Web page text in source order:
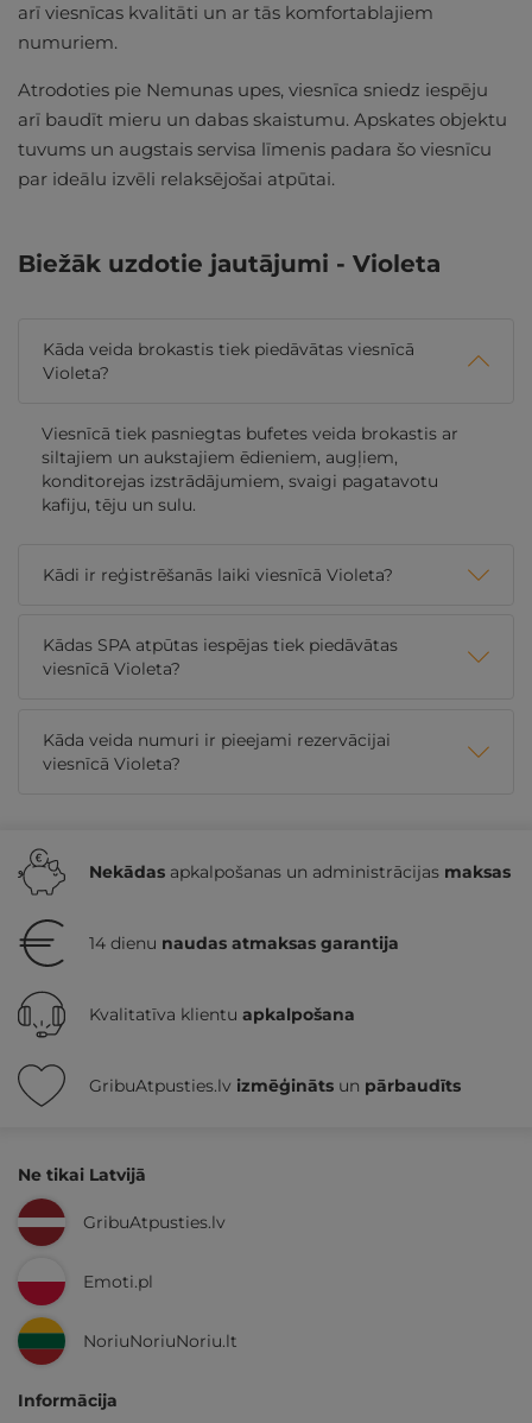
arī viesnīcas kvalitāti un ar tās komfortablajiem
numuriem.
Atrodoties pie Nemunas upes, viesnīca sniedz iespēju
arī baudīt mieru un dabas skaistumu. Apskates objektu
tuvums un augstais servisa līmenis padara šo viesnīcu
par ideālu izvēli relaksējošai atpūtai.
Biežāk uzdotie jautājumi - Violeta
Kāda veida brokastis tiek piedāvātas viesnīcā
Violeta?
Viesnīcā tiek pasniegtas bufetes veida brokastis ar
siltajiem un aukstajiem ēdieniem, augļiem,
konditorejas izstrādājumiem, svaigi pagatavotu
kafiju, tēju un sulu.
Kādi ir reģistrēšanās laiki viesnīcā Violeta?
Kādas SPA atpūtas iespējas tiek piedāvātas
viesnīcā Violeta?
Kāda veida numuri ir pieejami rezervācijai
viesnīcā Violeta?
Nekādas apkalpošanas un administrācijas maksas
14 dienu naudas atmaksas garantija
Kvalitatīva klientu apkalpošana
GribuAtpusties.lv izmēģināts un pārbaudīts
Ne tikai Latvijā
GribuAtpusties.lv
Emoti.pl
NoriuNoriuNoriu.lt
Informācija